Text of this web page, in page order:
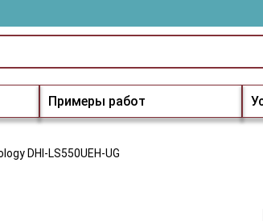
Примеры работ
DHI-LS550UEH-UG